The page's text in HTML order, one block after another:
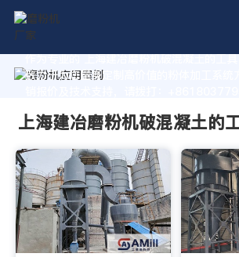
作为专业的 上海建冶磨粉机破混凝土的工
致力于为您量身定制高价值的粉体加工系统
上海建冶磨粉机破混凝土的